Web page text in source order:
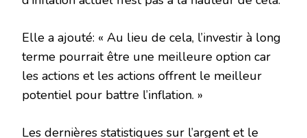
Elle a ajouté: « Au lieu de cela, l’investir à long
terme pourrait être une meilleure option car
les actions et les actions offrent le meilleur
potentiel pour battre l’inflation. »
Les dernières statistiques sur l’argent et le